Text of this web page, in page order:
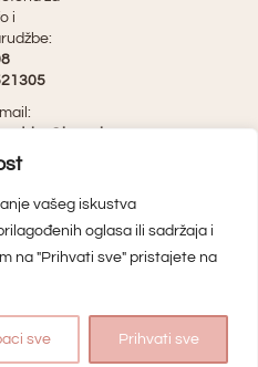
vašeg iskustva
oglasa ili sadržaja i
na "Prihvati sve" pristajete na
sve Prihvati sve
i
71870227623
49282
©2025.
Bake me
Factory
izrada:
APLIKACIJ